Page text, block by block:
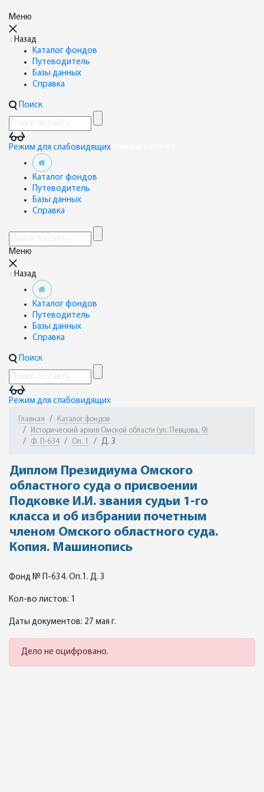
Меню
Назад
Каталог фондов
Путеводитель
Базы данных
Справка
Поиск
Режим для слабовидящих
Каталог фондов
Путеводитель
Базы данных
Справка
Меню
Назад
Каталог фондов
Путеводитель
Базы данных
Справка
Поиск
Режим для слабовидящих
Главная
Каталог фондов
Исторический архив Омской области (ул. Певцова, 9)
Ф. П-634
Оп. 1 Д. 3
Диплом Президиума Омского
областного суда о присвоении
Подковке И.И. звания судьи 1-го
класса и об избрании почетным
членом Омского областного суда.
Копия. Машинопись
Фонд № П-634. Оп.1. Д. 3
Кол-во листов: 1
Даты документов: 27 мая г.
Дело не оцифровано.